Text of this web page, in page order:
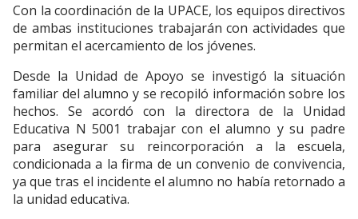
Con la coordinación de la UPACE, los equipos directivos
de ambas instituciones trabajarán con actividades que
permitan el acercamiento de los jóvenes.
Desde la Unidad de Apoyo se investigó la situación
familiar del alumno y se recopiló información sobre los
hechos. Se acordó con la directora de la Unidad
Educativa N 5001 trabajar con el alumno y su padre
para asegurar su reincorporación a la escuela,
condicionada a la firma de un convenio de convivencia,
ya que tras el incidente el alumno no había retornado a
la unidad educativa.